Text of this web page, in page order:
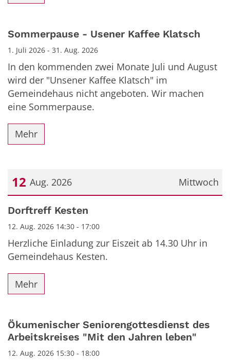
Sommerpause - Usener Kaffee Klatsch
1. Juli 2026 - 31. Aug. 2026
In den kommenden zwei Monate Juli und August
wird der "Unsener Kaffee Klatsch" im
Gemeindehaus nicht angeboten. Wir machen
eine Sommerpause.
Mehr
Mittwoch
12 Aug. 2026
Datum: 12. August 2026
Dorftreff Kesten
12. Aug. 2026 14:30 - 17:00
Herzliche Einladung zur Eiszeit ab 14.30 Uhr in
Gemeindehaus Kesten.
Mehr
Ökumenischer Seniorengottesdienst des
Arbeitskreises "Mit den Jahren leben"
12. Aug. 2026 15:30 - 18:00